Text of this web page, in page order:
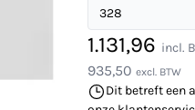
1.131,96 incl.
935,50 excl. BTW
Dit betreft een